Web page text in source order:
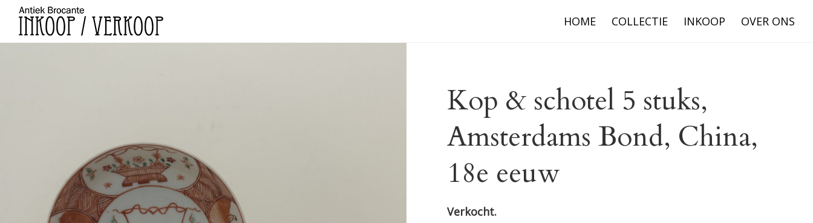
HOME COLLECTIE INKOOP OVER ONS
Kop & schotel 5 stuks,
Amsterdams Bond, China,
18e eeuw
Verkocht.